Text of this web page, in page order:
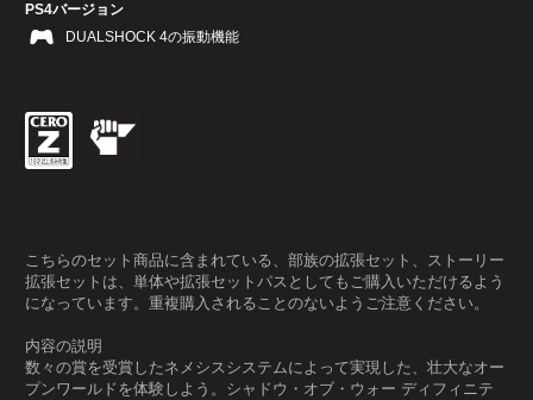
PS4バージョン
DUALSHOCK 4の振動機能
こちらのセット商品に含まれている、部族の拡張セット、ストーリー
拡張セットは、単体や拡張セットパスとしてもご購入いただけるよう
になっています。重複購入されることのないようご注意ください。
内容の説明
数々の賞を受賞したネメシスシステムによって実現した、壮大なオー
プンワールドを体験しよう。シャドウ・オブ・ウォー ディフィニテ